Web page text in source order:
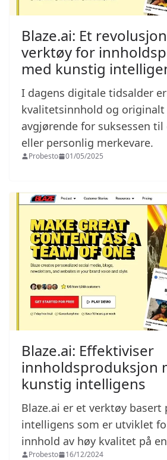
Blaze.ai: Et
verktøy for
med kunstig
I dagens digitale tidsalder
kvalitetsinnhold og
avgjørende for suksessen
eller personlig merkevare.
Probesto 01/05/2025
Blaze.ai: Effektiviser
innholdsproduksjon
kunstig intelligens
Blaze.ai er et verktøy basert
intelligens som er utviklet
innhold av høy kvalitet på en
Probesto 16/12/2024